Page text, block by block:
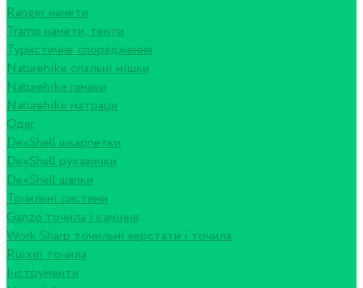
Ranger намети
Tramp намети, тенти
Туристичне спорядження
Naturehike спальні мішки
Naturehike гамаки
Naturehike матраци
Одяг
DexShell шкарпетки
DexShell рукавички
DexShell шапки
Точильні системи
Ganzo точила і каміння
Work Sharp точильні верстати і точила
Ruixin точила
Інструменти